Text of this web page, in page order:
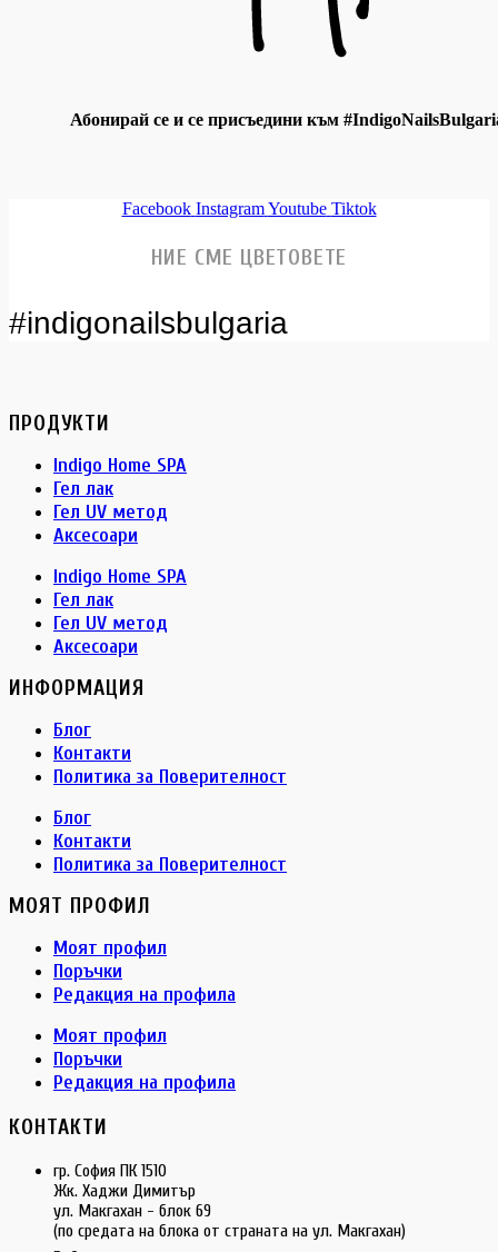
Абонирай се и се присъедини към
Facebook Instagram Youtube Tiktok
НИЕ СМЕ ЦВЕТОВЕТЕ
#indigonailsbulgaria
ПРОДУКТИ
Indigo Home SPA
Гел лак
Гел UV метод
Аксесоари
Indigo Home SPA
Гел лак
Гел UV метод
Аксесоари
ИНФОРМАЦИЯ
Блог
Контакти
Политика за Поверителност
Блог
Контакти
Политика за Поверителност
МОЯТ ПРОФИЛ
Моят профил
Поръчки
Редакция на профила
Моят профил
Поръчки
Редакция на профила
КОНТАКТИ
гр. София ПК 1510
Жк. Хаджи Димитър
ул. Макгахан - блок 69
(по средата на блока от страната на ул. Макгахан)